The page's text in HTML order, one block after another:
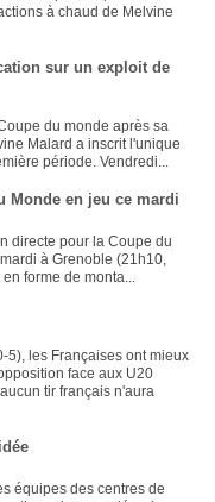
à chaud de Melvine
sur un exploit de
du monde après sa
Malard a inscrit l'unique
période. Vendredi...
Monde en jeu ce mardi
directe pour la Coupe du
à Grenoble (21h10,
forme de monta...
5), les Françaises ont mieux
face aux U20
tir français n'aura
équipes des centres de